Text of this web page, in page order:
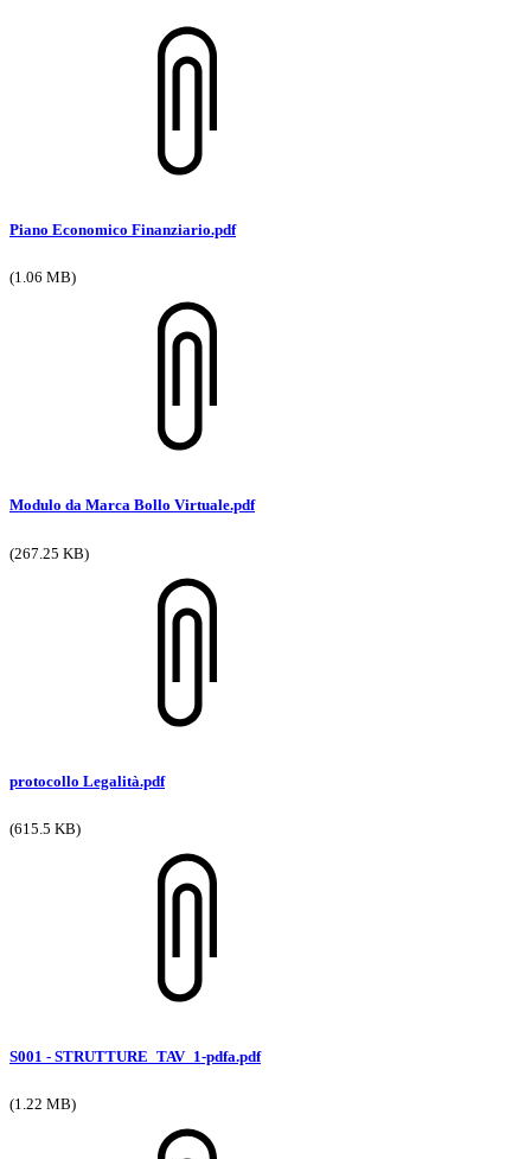
Piano Economico Finanziario.pdf
(1.06 MB)
Modulo da Marca Bollo Virtuale.pdf
(267.25 KB)
protocollo Legalità.pdf
(615.5 KB)
S001 - STRUTTURE_TAV_1-pdfa.pdf
(1.22 MB)